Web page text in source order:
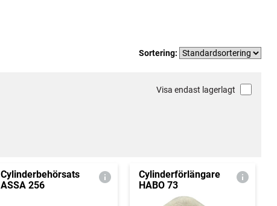
Sortering:
Visa endast lagerlagt
Cylinderbehörsats
ASSA 256
Cylinderförlängare
HABO 73